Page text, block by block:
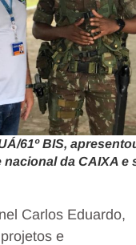
61º BIS,
da CAIXA e
Carlos Eduardo,
e